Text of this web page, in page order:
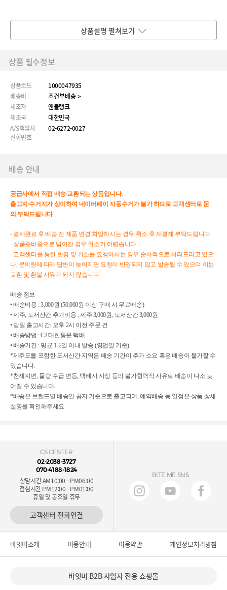
상품설명 펼쳐보기
상품 필수정보
상품코드
1000047935
배송비
조건부배송 >
제조자
앤블랭크
제조국
대한민국
A/S책임자
전화번호
02-6272-0027
배송 안내
공급사에서 직접 배송/교환되는상품입니다.
출고지 /수거지가 상이하여 네이버페이 자동수거가 불가하므로고객센터로문
의 부탁드립니다.
- 결제완료 후 배송 전 제품 변경 희망하시는 경우 취소 후 재결제 부탁드립니다.
- 상품준비중으로 넘어갈 경우 취소가 어렵습니다.
- 고객센터를 통한 변경 및 취소를 요청하시는 경우 순차적으로 처리드리고 있으
나, 문의량에 따라 답변이 늦어지면 요청이 반영되지 않고 발송될 수 있으며 이는
교환 및 환불 사유가 되지 않습니다.
배송 정보
• 배송비용 : 3,000원 (50,000원 이상 구매 시 무료배송)
• 제주, 도서산간 추가비용 : 제주 3,000원, 도서산간 3,000원
• 당일 출고시간: 오후 2시 이전 주문 건
• 배송방법 : CJ 대한통운 택배
• 배송기간 : 평균 1-2일 이내 발송 (영업일 기준)
*제주도를 포함한 도서산간 지역은 배송 기간이 추가 소요 혹은 배송이 불가할 수
있습니다.
*천재지변, 물량 수급 변동, 택배사 사정 등의 불가항력적 사유로 배송이 다소 늦
어질 수 있습니다.
*배송은 브랜드별 배송일 공지 기준으로 출고되며, 예약배송 등 일정은 상품 상세
설명을 확인해주세요.
CS CENTER
02-2038-3727
070-4188-1824
상담시간 AM10:00 - PM06:00
점심시간 PM12:00 - PM01:00
휴일 및 공휴일 휴무
고객센터 전화연결
BITE ME SNS
바잇미소개 이용안내 이용약관 개인정보처리방침
바잇미 B2B 사업자 전용 쇼핑몰